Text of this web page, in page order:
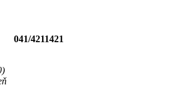
041/4211421